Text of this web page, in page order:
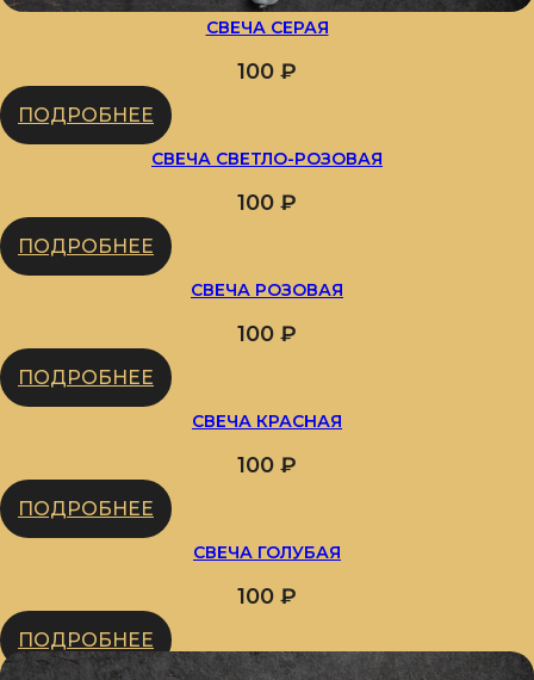
СВЕЧА СЕРАЯ
100 ₽
ПОДРОБНЕЕ
СВЕЧА СВЕТЛО-РОЗОВАЯ
100 ₽
ПОДРОБНЕЕ
СВЕЧА РОЗОВАЯ
100 ₽
ПОДРОБНЕЕ
СВЕЧА КРАСНАЯ
100 ₽
ПОДРОБНЕЕ
СВЕЧА ГОЛУБАЯ
100 ₽
ПОДРОБНЕЕ